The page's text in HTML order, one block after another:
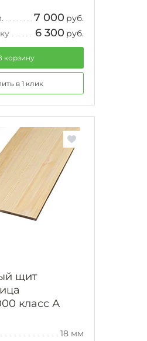
7 000 руб.
6 300 руб.
корзину
в 1 клик
щит
класс А
18 мм